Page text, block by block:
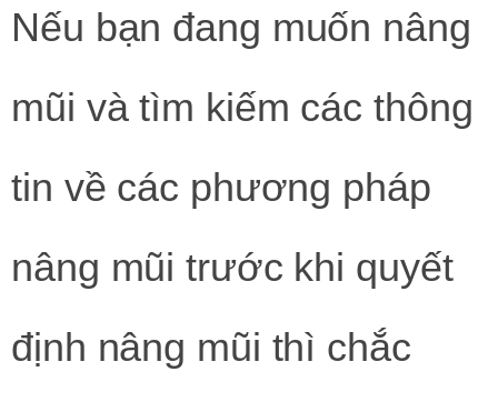
Nếu bạn đang muốn nâng
mũi và tìm kiếm các thông
tin về các phương pháp
nâng mũi trước khi quyết
định nâng mũi thì chắc